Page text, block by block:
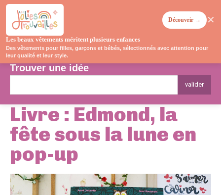
Trouver une idée
valider
Livre : Edmond, la
fête sous la lune en
pop-up
Les beaux vêtements méritent plusieurs enfances
Des vêtements pour filles, garçons et bébés, sélectionnés avec attention pour
leur qualité et leur style.
Découvrir → ✕